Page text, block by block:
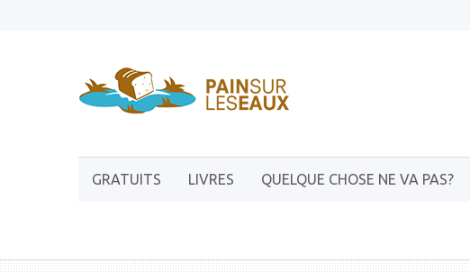
GRATUITS LIVRES QUELQUE CHOSE NE VA PAS?